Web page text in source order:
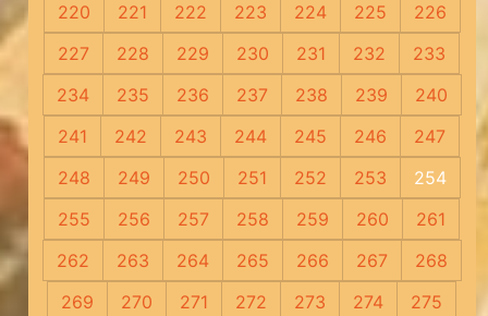
220
221 222 223 224 225
226
227
228 229 230 231 232
233
234
235 236 237 238 239
240
241
242 243 244 245 246
247
248
249 250 251 252 253
254
255
256 257 258 259 260
261
262
263 264 265 266 267
268
269
270 271 272 273 274
275